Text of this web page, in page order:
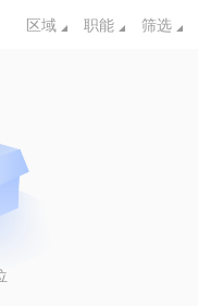
区域 职能 筛选